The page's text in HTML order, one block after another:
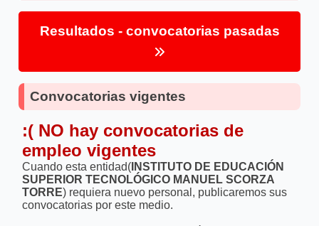
Resultados - convocatorias pasadas
Convocatorias vigentes
:( NO hay convocatorias de
empleo vigentes
Cuando esta entidad(INSTITUTO DE EDUCACIÓN
SUPERIOR TECNOLÓGICO MANUEL SCORZA
TORRE) requiera nuevo personal, publicaremos sus
convocatorias por este medio.